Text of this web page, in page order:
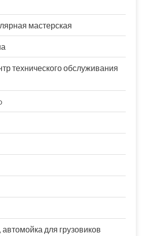
мастерская
технического обслуживания
для грузовиков